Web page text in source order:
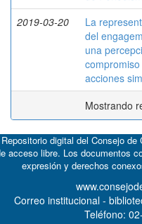
2019-03-20
La
del
una
acciones
Mostrando
digital del Consejo
acceso libre. Los documentos
expresión y derechos
Correo institucional -
Teléfono: